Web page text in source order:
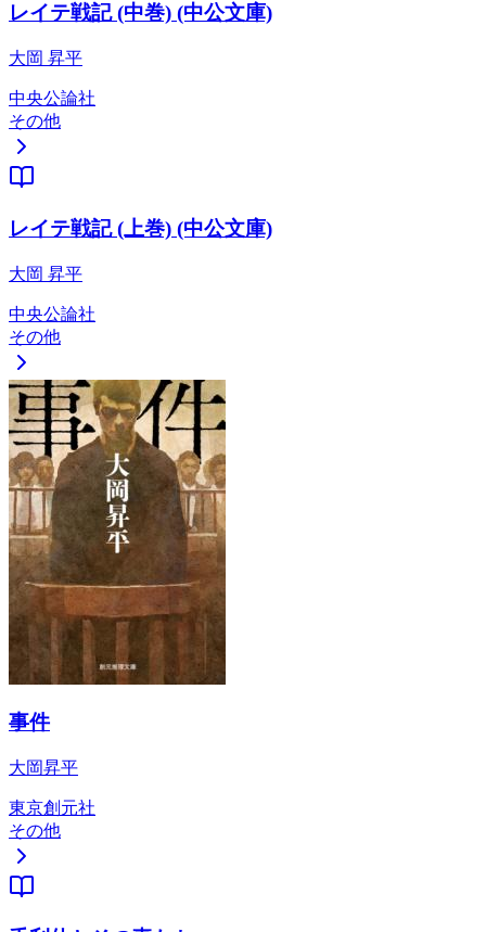
レイテ戦記 (中巻) (中公文庫)
大岡 昇平
中央公論社
その他
レイテ戦記 (上巻) (中公文庫)
大岡 昇平
中央公論社
その他
事件
大岡昇平
東京創元社
その他